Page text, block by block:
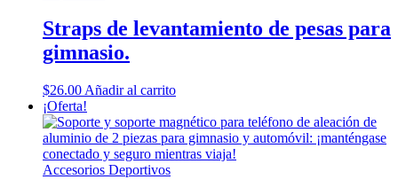
Straps de levantamiento de pesas para
gimnasio.
$26.00 Añadir al carrito
¡Oferta!
Accesorios Deportivos